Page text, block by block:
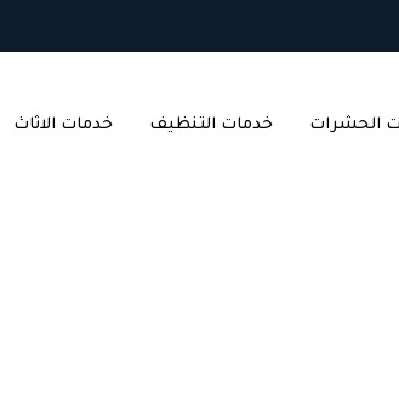
الحشرات خدمات التنظيف خدمات الاثاث